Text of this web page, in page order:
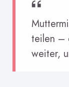
teilen –
weiter,